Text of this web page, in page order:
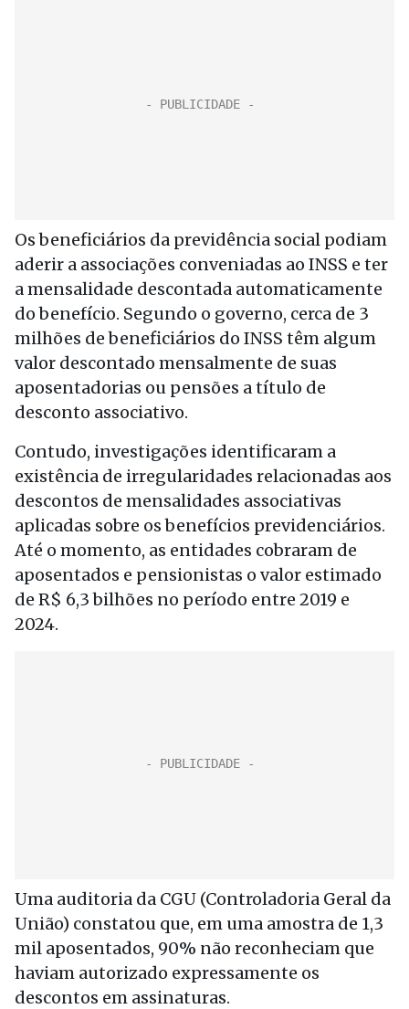
Os beneficiários da previdência social podiam
aderir a associações conveniadas ao INSS e ter
a mensalidade descontada automaticamente
do benefício. Segundo o governo, cerca de 3
milhões de beneficiários do INSS têm algum
valor descontado mensalmente de suas
aposentadorias ou pensões a título de
desconto associativo.
Contudo, investigações identificaram a
existência de irregularidades relacionadas aos
descontos de mensalidades associativas
aplicadas sobre os benefícios previdenciários.
Até o momento, as entidades cobraram de
aposentados e pensionistas o valor estimado
de R$ 6,3 bilhões no período entre 2019 e
2024.
Uma auditoria da CGU (Controladoria Geral da
União) constatou que, em uma amostra de 1,3
mil aposentados, 90% não reconheciam que
haviam autorizado expressamente os
descontos em assinaturas.